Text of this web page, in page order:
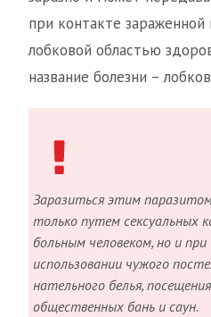
при контакте
лобковой областью
название болезни –
Заразиться этим
только путем сексуальных
больным человеком, но и при
использовании чужого
нательного белья, посещения
общественных бань и саун.